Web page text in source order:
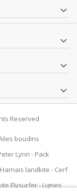
Reserved
boudins
Lynn - Pack
Harnais landkite - Cerf
Flysurfer-Lignes